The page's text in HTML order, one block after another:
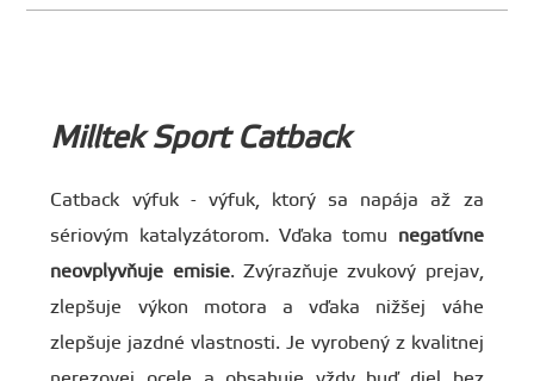
Milltek Sport Catback
Catback výfuk - výfuk, ktorý sa napája až za
sériovým katalyzátorom. Vďaka tomu negatívne
neovplyvňuje emisie. Zvýrazňuje zvukový prejav,
zlepšuje výkon motora a vďaka nižšej váhe
zlepšuje jazdné vlastnosti. Je vyrobený z kvalitnej